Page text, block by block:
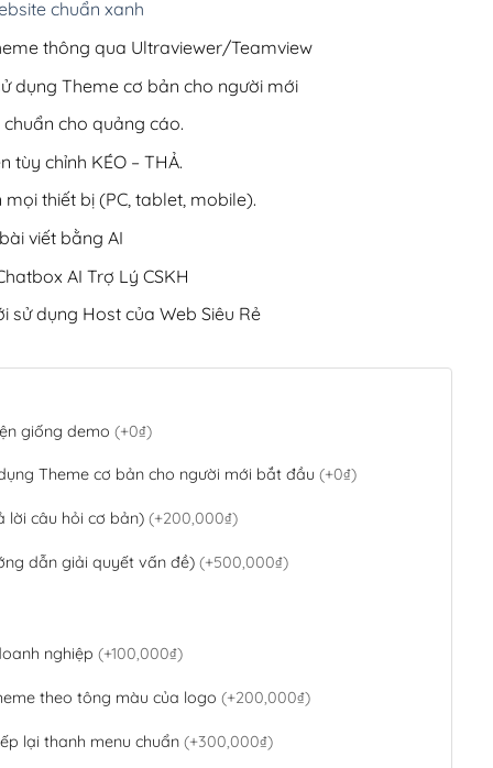
chuẩn xanh
thông qua Ultraviewer/Teamview
dụng Theme cơ bản cho người mới
chuẩn cho quảng cáo.
tùy chỉnh KÉO – THẢ.
thiết bị (PC, tablet, mobile).
viết bằng AI
AI Trợ Lý CSKH
sử dụng Host của Web Siêu Rẻ
giống demo (+0₫)
Theme cơ bản cho người mới bắt đầu (+0₫)
lời câu hỏi cơ bản) (+200,000₫)
dẫn giải quyết vấn đề) (+500,000₫)
nghiệp (+100,000₫)
theo tông màu của logo (+200,000₫)
lại thanh menu chuẩn (+300,000₫)